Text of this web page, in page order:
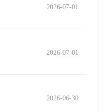
2026-07-01
2026-07-01
2026-06-30